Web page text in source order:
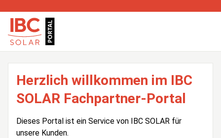
Herzlich willkommen im IBC
SOLAR Fachpartner-Portal
Dieses Portal ist ein Service von IBC SOLAR für
unsere Kunden.